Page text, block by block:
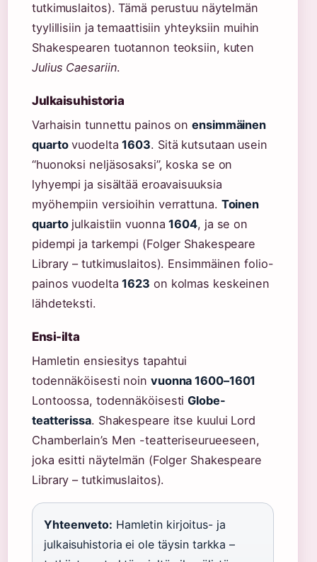
tutkimuslaitos). Tämä perustuu näytelmän
tyylillisiin ja temaattisiin yhteyksiin muihin
Shakespearen tuotannon teoksiin, kuten
Julius Caesariin.
Julkaisuhistoria
Varhaisin tunnettu painos onensimmäinen
quartovuodelta1603. Sitä kutsutaan usein
“huonoksi neljäsosaksi”, koska se on
lyhyempi ja sisältää eroavaisuuksia
myöhempiin versioihin verrattuna. Toinen
quartojulkaistiin vuonna1604, ja se on
pidempi ja tarkempi (Folger Shakespeare
Library – tutkimuslaitos). Ensimmäinen folio-
painos vuodelta1623 on kolmas keskeinen
lähdeteksti.
Ensi-ilta
Hamletin ensiesitys tapahtui
todennäköisesti noin vuonna 1600–1601
Lontoossa, todennäköisestiGlobe-
teatterissa. Shakespeare itse kuului Lord
Chamberlain’s Men -teatteriseurueeseen,
joka esitti näytelmän (Folger Shakespeare
Library – tutkimuslaitos).
Yhteenveto: Hamletin kirjoitus- ja
julkaisuhistoria ei ole täysin tarkka –